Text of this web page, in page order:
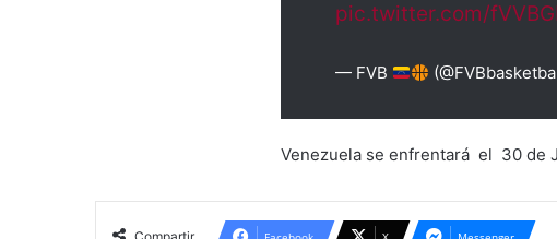
pic.twitter.com/
— FVB
Venezuela se enfrentará el 30 de